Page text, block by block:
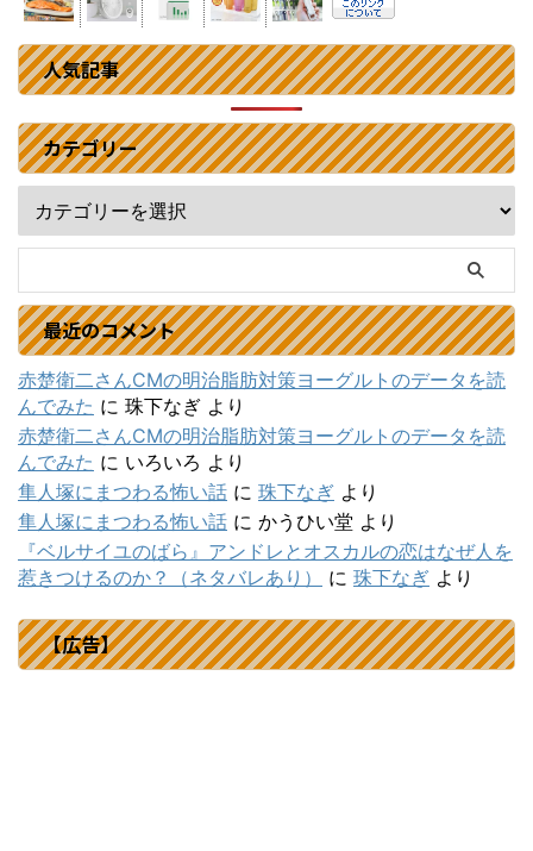
人気記事
カテゴリー
最近のコメント
赤楚衛二さんCMの明治脂肪対策ヨーグルトのデータを読
んでみた に 珠下なぎ より
赤楚衛二さんCMの明治脂肪対策ヨーグルトのデータを読
んでみた に いろいろ より
隼人塚にまつわる怖い話 に 珠下なぎ より
隼人塚にまつわる怖い話 に かうひい堂 より
『ベルサイユのばら』アンドレとオスカルの恋はなぜ人を
惹きつけるのか？（ネタバレあり）
に 珠下なぎ より
【広告】